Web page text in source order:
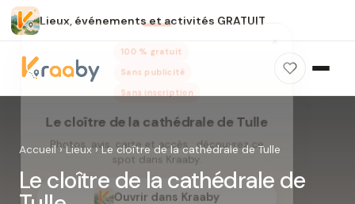
Lieux, événements et activités GRATUIT
Le cloître de la cathédrale de Tulle
Photos, avis, carte et accès : découvrez ce
spot dans Kraaby.
Ouvrir dans Kraaby
Accueil›Lieux›Le cloître de la cathédrale de Tulle
Le cloître de la cathédrale de